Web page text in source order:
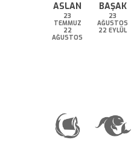
ASLAN
23
TEMMUZ
22
AĞUSTOS
BAŞAK
23
AĞUSTOS
22 EYLÜL